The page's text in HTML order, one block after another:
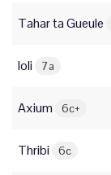
Tahar ta Gueule
Ioli 7a
Axium 6c+
Thribi 6c